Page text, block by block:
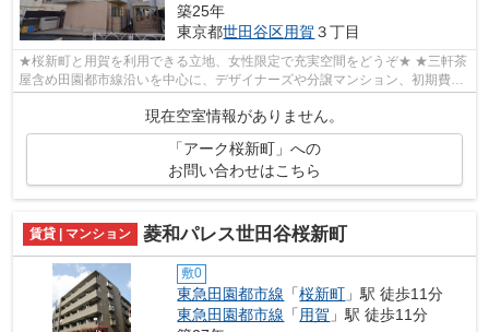
築25年
東京都世田谷区用賀 ３丁目
★桜新町と用賀を利用できる立地、女性限定で充実空間をどうぞ★ ★三軒茶
屋含め田園都市線沿いを中心に、デザイナーズや分譲マンション、初期費用
現在空室情報がありません。
「アーク桜新町」への
お問い合わせはこちら
賃貸 | マンション 菱和パレス世田谷桜新町
敷0
東急田園都市線 「桜新町 」駅 徒歩11分
東急田園都市線 「 用賀 」駅 徒歩11分